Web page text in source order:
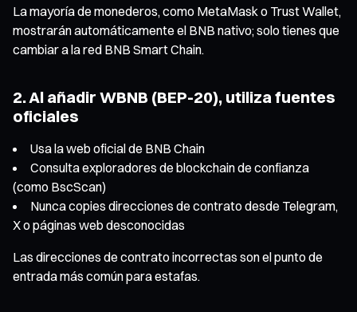
La mayoría de monederos, como MetaMask o Trust Wallet,
mostrarán automáticamente el BNB nativo; solo tienes que
cambiar a la red BNB Smart Chain.
2. Al añadir WBNB (BEP-20), utiliza fuentes
oficiales
Usa la web oficial de BNB Chain
Consulta exploradores de blockchain de confianza
(como BscScan)
Nunca copies direcciones de contrato desde Telegram,
X o páginas web desconocidas
Las direcciones de contrato incorrectas son el punto de
entrada más común para estafas.